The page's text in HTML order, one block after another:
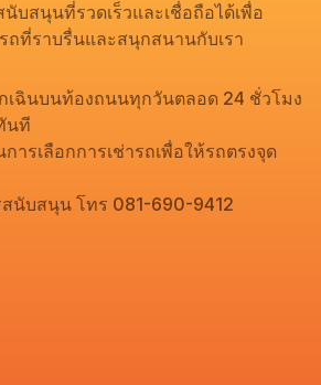
บสนุนที่รวดเร็วและเชื่อถือได้เพื่อ
ถที่ราบรื่นและสนุกสนานกับเรา
เฉินบนท้องถนนทุกวันตลอด 24 ชั่วโมง
นที
ารเลือกการเช่ารถเพื่อให้รถตรงจุด
นับสนุน โทร 081-690-9412